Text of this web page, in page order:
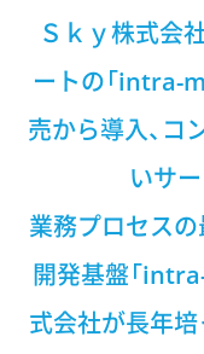
Ｓｋｙ株式会
ートの「intra-
売から導入、コ
いサ
業務プロセス
開発基盤「
式会社が長年